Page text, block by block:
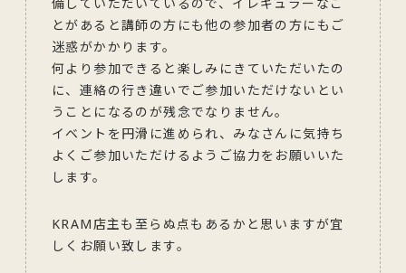
とがあると講師の方にも他の参加者の方にもご
迷惑がかかります。
何より参加できると楽しみにきていただいたの
に、連絡の行き違いでご参加いただけないとい
うことになるのが残念でなりません。
イベントを円滑に進められ、みなさんに気持ち
よくご参加いただけるようご協力をお願いいた
します。
KRAM店主も至らぬ点もあるかと思いますが宜
しくお願い致します。